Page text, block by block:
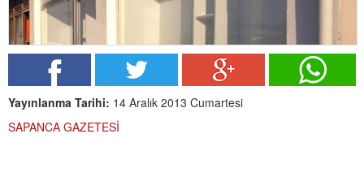
Yayınlanma Tarihi: 14 Aralık 2013 Cumartesi
SAPANCA GAZETESİ